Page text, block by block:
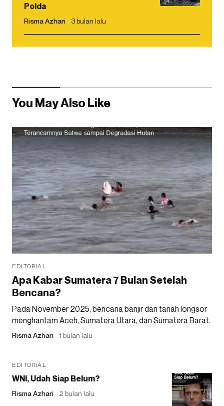
Polda
Risma Azhari 3 bulan lalu
You May Also Like
EDITORIAL
Apa Kabar Sumatera 7 Bulan Setelah
Bencana?
Pada November 2025, bencana banjir dan tanah longsor
menghantam Aceh, Sumatera Utara, dan Sumatera Barat.
Risma Azhari 1 bulan lalu
EDITORIAL
WNI, Udah Siap Belum?
Risma Azhari 2 bulan lalu